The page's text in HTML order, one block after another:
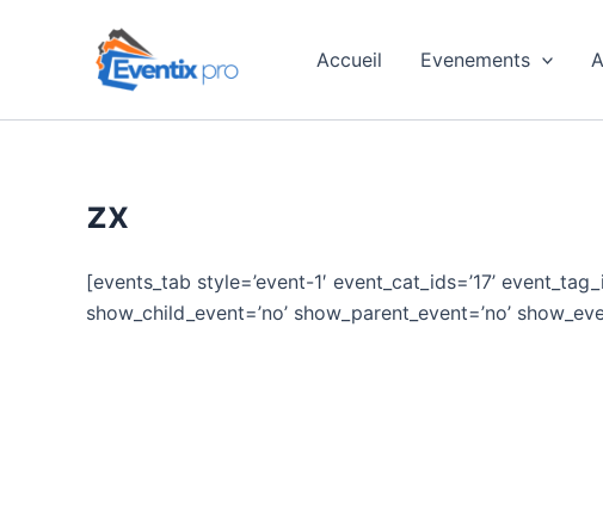
Accueil Evenements
zx
[events_tab style=’event-1′ event_cat_ids=’17’
show_child_event=’no’ show_parent_event=’no’